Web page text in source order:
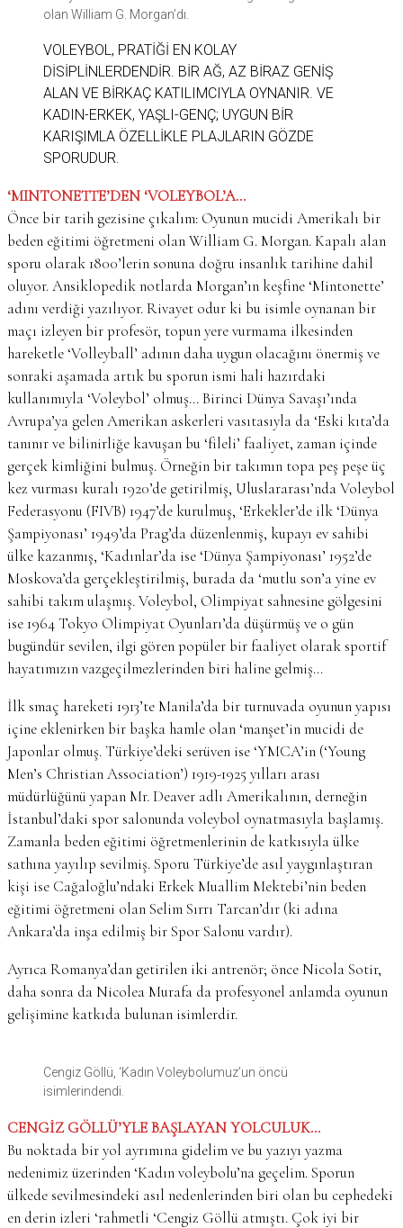
olan William G. Morgan’dı.
VOLEYBOL, PRATIĞI EN KOLAY
DISIPLINLERDENDIR. BIR AĞ, AZ BIRAZ GENIŞ
ALAN VE BIRKAÇ KATILIMCIYLA OYNANIR. VE
KADIN-ERKEK, YAŞLI-GENÇ; UYGUN BIR
KARIŞIMLA ÖZELLIKLE PLAJLARIN GÖZDE
SPORUDUR.
‘MINTONETTE’DEN ‘VOLEYBOL’A…
Önce bir tarih gezisine çıkalım: Oyunun mucidi Amerikalı bir
beden eğitimi öğretmeni olan William G. Morgan. Kapalı alan
sporu olarak 1800’lerin sonuna doğru insanlık tarihine dahil
oluyor. Ansiklopedik notlarda Morgan’ın keşfine ‘Mintonette’
adını verdiği yazılıyor. Rivayet odur ki bu isimle oynanan bir
maçı izleyen bir profesör, topun yere vurmama ilkesinden
hareketle ‘Volleyball’ adının daha uygun olacağını önermiş ve
sonraki aşamada artık bu sporun ismi hali hazırdaki
kullanımıyla ‘Voleybol’ olmuş… Birinci Dünya Savaşı’ında
Avrupa’ya gelen Amerikan askerleri vasıtasıyla da ‘Eski kıta’da
tanınır ve bilinirliğe kavuşan bu ‘fileli’ faaliyet, zaman içinde
gerçek kimliğini bulmuş. Örneğin bir takımın topa peş peşe üç
kez vurması kuralı 1920’de getirilmiş, Uluslararası’nda Voleybol
Federasyonu (FIVB) 1947’de kurulmuş, ‘Erkekler’de ilk ‘Dünya
Şampiyonası’ 1949’da Prag’da düzenlenmiş, kupayı ev sahibi
ülke kazanmış, ‘Kadınlar’da ise ‘Dünya Şampiyonası’ 1952’de
Moskova’da gerçekleştirilmiş, burada da ‘mutlu son’a yine ev
sahibi takım ulaşmış. Voleybol, Olimpiyat sahnesine gölgesini
ise 1964 Tokyo Olimpiyat Oyunları’da düşürmüş ve o gün
bugündür sevilen, ilgi gören popüler bir faaliyet olarak sportif
hayatımızın vazgeçilmezlerinden biri haline gelmiş…
İlk smaç hareketi 1913’te Manila’da bir turnuvada oyunun yapısı
içine eklenirken bir başka hamle olan ‘manşet’in mucidi de
Japonlar olmuş. Türkiye’deki serüven ise ‘YMCA’in (‘Young
Men’s Christian Association’) 1919-1925 yılları arası
müdürlüğünü yapan Mr. Deaver adlı Amerikalının, derneğin
İstanbul’daki spor salonunda voleybol oynatmasıyla başlamış.
Zamanla beden eğitimi öğretmenlerinin de katkısıyla ülke
sathına yayılıp sevilmiş. Sporu Türkiye’de asıl yaygınlaştıran
kişi ise Cağaloğlu’ndaki Erkek Muallim Mektebi’nin beden
eğitimi öğretmeni olan Selim Sırrı Tarcan’dır (ki adına
Ankara’da inşa edilmiş bir Spor Salonu vardır).
Ayrıca Romanya’dan getirilen iki antrenör; önce Nicola Sotir,
daha sonra da Nicolea Murafa da profesyonel anlamda oyunun
gelişimine katkıda bulunan isimlerdir.
Cengiz Göllü, ‘Kadın Voleybolumuz’un öncü
isimlerindendi.
CENGİZ GÖLLÜ’YLE BAŞLAYAN YOLCULUK…
Bu noktada bir yol ayrımına gidelim ve bu yazıyı yazma
nedenimiz üzerinden ‘Kadın voleybolu’na geçelim. Sporun
ülkede sevilmesindeki asıl nedenlerinden biri olan bu cephedeki
en derin izleri ‘rahmetli ‘Cengiz Göllü atmıştı. Çok iyi bir